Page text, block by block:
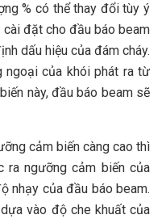
% có thể thay đổi tùy ý
đặt cho đầu báo beam
dấu hiệu của đám cháy.
ngoại của khói phát ra từ
này, đầu báo beam sẽ
cảm biến càng cao thì
ra ngưỡng cảm biến của
nhạy của đầu báo beam.
vào độ che khuất của